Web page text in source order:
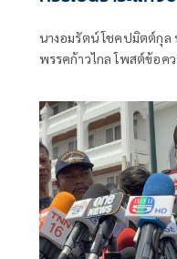
นางอมรัตน์ โชคปมิตต์กุ
พรรคก้าวไกล โพสต์ข้อค